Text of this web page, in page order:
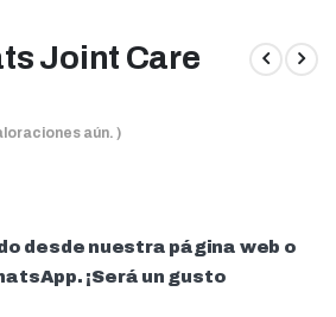
Joint Care
aún. )
desde nuestra página web o
¡Será un gusto